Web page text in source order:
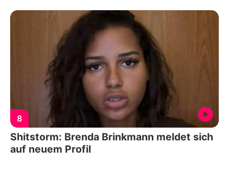
8
Shitstorm: Brenda Brinkmann meldet sich
auf neuem Profil